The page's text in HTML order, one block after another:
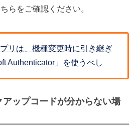
らをご確認ください。
リは、機種変更時に引き継ぎ
Authenticator」を使うべし
ップコードが分からない場